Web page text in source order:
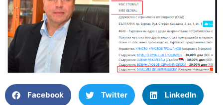
Facebook Twitter LinkedIn